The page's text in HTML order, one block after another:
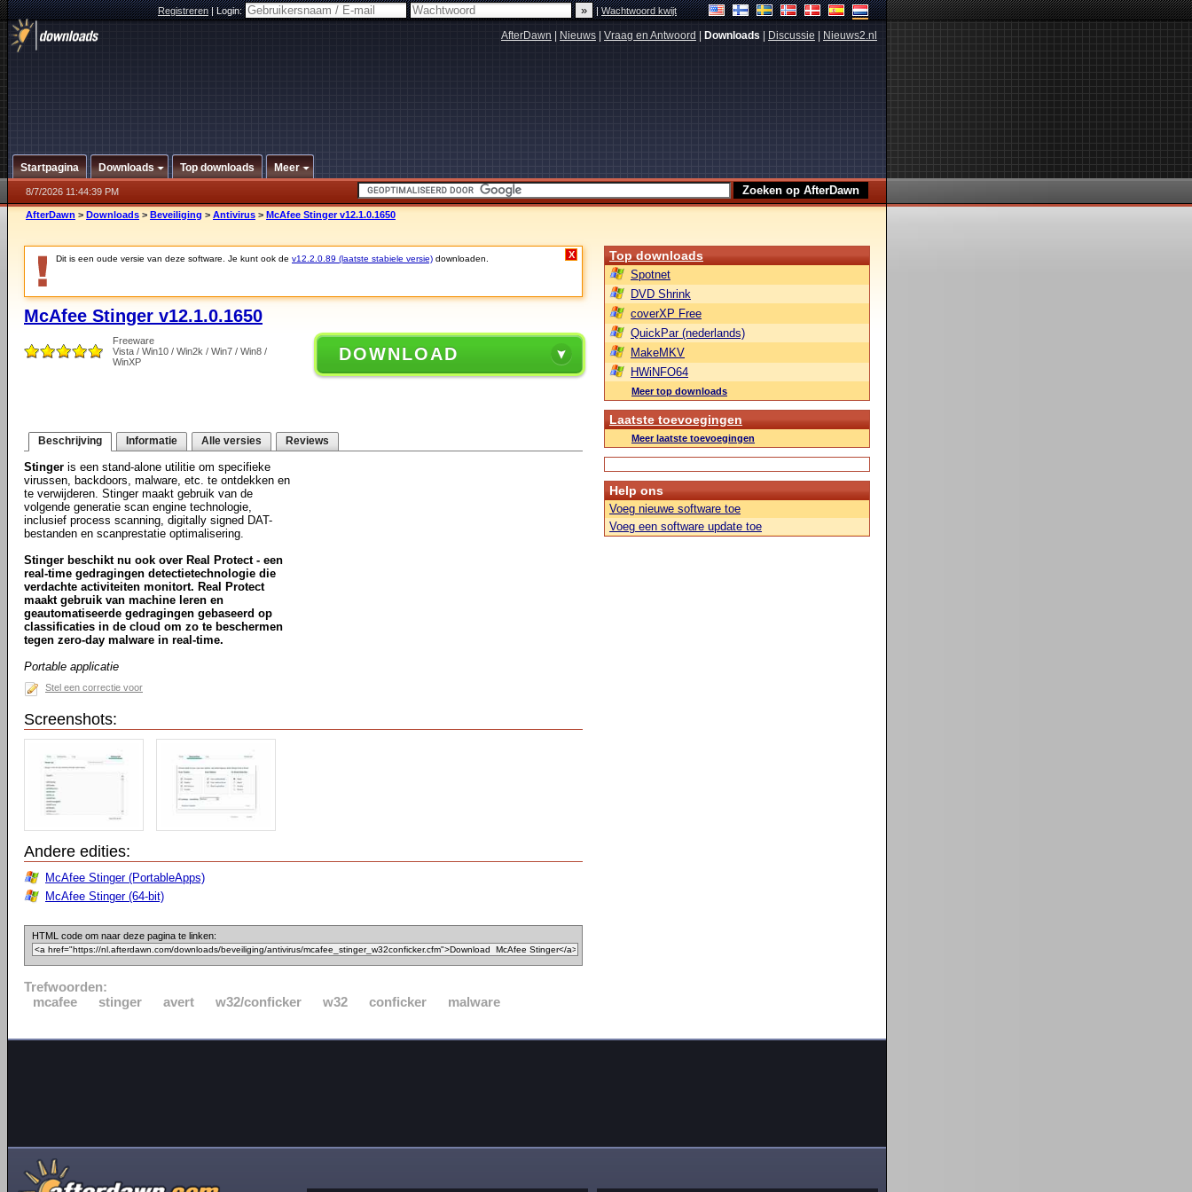
Registreren|Login: |Wachtwoord kwijt
AfterDawn Nieuws Vraag en Antwoord Downloads Discussie Nieuws2.nl
Startpagina Downloads Top downloads Meer
8/7/2026 11:44:39 PM
AfterDawn > Downloads > Beveiliging > Antivirus > McAfee Stinger v12.1.0.1650
Dit is een oude versie van deze software. Je kunt ook de v12.2.0.89 (laatste stabiele versie) downloaden. X
McAfee Stinger v12.1.0.1650
Freeware
Vista / Win10 / Win2k / Win7 / Win8 /
WinXP
DOWNLOAD
Beschrijving Informatie Alle versies Reviews
Stinger is een stand-alone utilitie om specifieke
virussen, backdoors, malware, etc. te ontdekken en
te verwijderen. Stinger maakt gebruik van de
volgende generatie scan engine technologie,
inclusief process scanning, digitally signed DAT-
bestanden en scanprestatie optimalisering.
Stinger beschikt nu ook over Real Protect - een
real-time gedragingen detectietechnologie die
verdachte activiteiten monitort. Real Protect
maakt gebruik van machine leren en
geautomatiseerde gedragingen gebaseerd op
classificaties in de cloud om zo te beschermen
tegen zero-day malware in real-time.
Portable applicatie
Stel een correctie voor
Screenshots:
Andere edities:
McAfee Stinger (PortableApps)
McAfee Stinger (64-bit)
HTML code om naar deze pagina te linken:
Trefwoorden:
mcafee
stinger avert w32/conficker w32 conficker malware
Top downloads
Spotnet
DVD Shrink
coverXP Free
QuickPar (nederlands)
MakeMKV
HWiNFO64
Meer top downloads
Laatste toevoegingen
Meer laatste toevoegingen
Help ons
Voeg nieuwe software toe
Voeg een software update toe